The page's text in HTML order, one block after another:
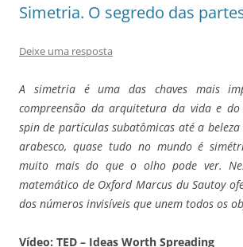
Simetria. O segredo das
Deixe uma resposta
A simetria é uma das chaves mais
compreensão da arquitetura da vida e do
spin de partículas subatômicas até a
arabesco, quase tudo no mundo é
muito mais do que o olho pode ver.
matemático de Oxford Marcus du Sautoy
dos números invisíveis que unem todos os
Vídeo: TED – Ideas Worth Spreading